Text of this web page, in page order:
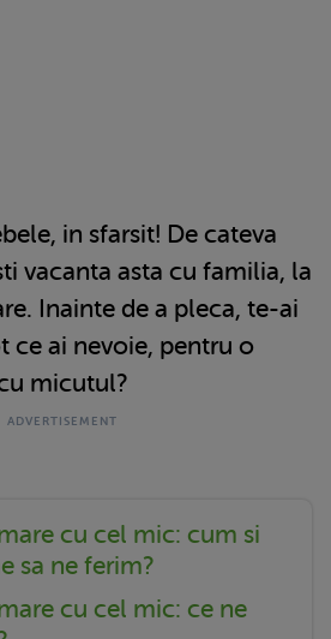
in sfarsit! De cateva
vacanta asta cu familia, la
Inainte de a pleca, te-ai
ce ai nevoie, pentru o
micutul?
cu cel mic: cum si
sa ne ferim?
cu cel mic: ce ne